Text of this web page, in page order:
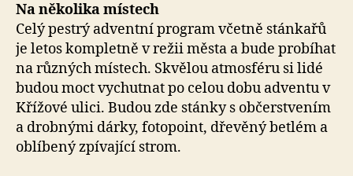
Na několika místech
Celý pestrý adventní program včetně stánkařů
je letos kompletně v režii města a bude probíhat
na různých místech. Skvělou atmosféru si lidé
budou moct vychutnat po celou dobu adventu v
Křížové ulici. Budou zde stánky s občerstvením
a drobnými dárky, fotopoint, dřevěný betlém a
oblíbený zpívající strom.